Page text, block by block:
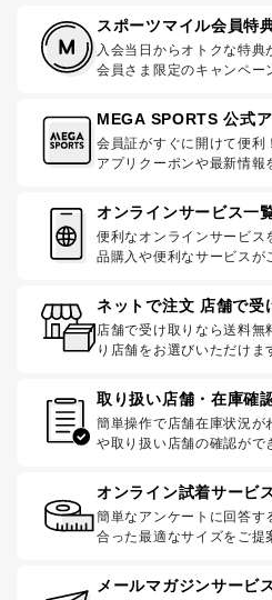
スポーツマイル会員特
入会当日からオトクな特典
会員さま限定のキャンペー
MEGA SPORTS 公式ア
会員証がすぐに開けて便利！
アプリクーポンや最新情報
オンラインサービス一
便利なオンラインサービ
品購入や便利なサービスが
ネットで注文 店舗で受
店舗で受け取りなら送料
り店舗をお選びいただけま
取り扱い店舗・在庫確
簡単操作で店舗在庫状況が
や取り扱い店舗の確認がで
オンライン試着サービ
簡単なアンケートに回答す
合った最適なサイズをご提
メールマガジンサービ